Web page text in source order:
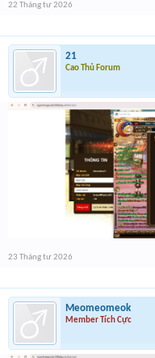
22 Tháng tư 2026
21
Cao Thủ Forum
23 Tháng tư 2026
Meomeomeok
Member Tích Cực